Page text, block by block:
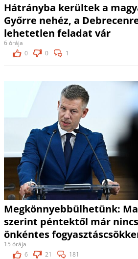
Hátrányba kerültek a
Győrre nehéz, a
lehetetlen feladat vár
6 órája
0
0 1
Megkönnyebbülhetünk:
szerint péntektől már nincs
önkéntes
15 órája
6
21 181